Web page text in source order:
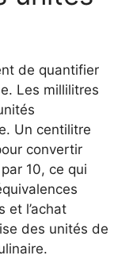
de quantifier
Les millilitres
Un centilitre
convertir
10, ce qui
et l’achat
des unités de